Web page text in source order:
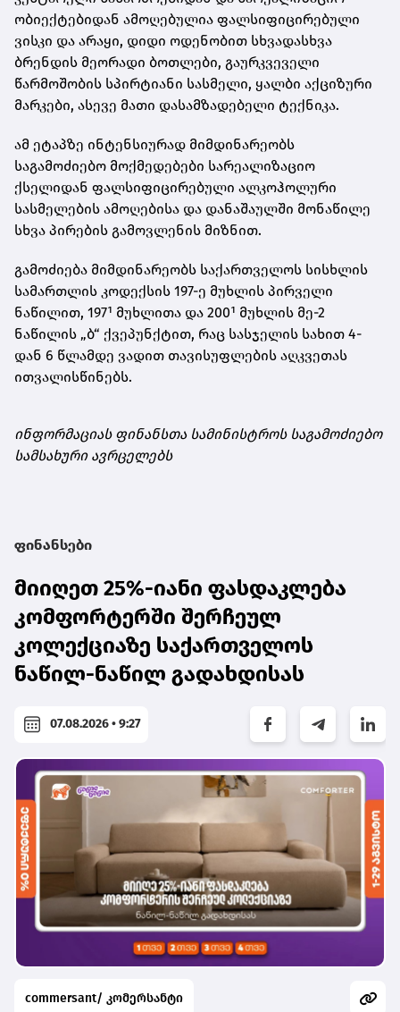
ობიექტებიდან ამოღებულია ფალსიფიცირებული
ვისკი და არაყი, დიდი ოდენობით სხვადასხვა
ბრენდის მეორადი ბოთლები, გაურკვეველი
წარმოშობის სპირტიანი სასმელი, ყალბი აქციზური
მარკები, ასევე მათი დასამზადებელი ტექნიკა.
ამ ეტაპზე ინტენსიურად მიმდინარეობს
საგამოძიებო მოქმედებები სარეალიზაციო
ქსელიდან ფალსიფიცირებული ალკოჰოლური
სასმელების ამოღებისა და დანაშაულში მონაწილე
სხვა პირების გამოვლენის მიზნით.
გამოძიება მიმდინარეობს საქართველოს სისხლის
სამართლის კოდექსის 197-ე მუხლის პირველი
ნაწილით, 197¹ მუხლითა და 200¹ მუხლის მე-2
ნაწილის „ბ“ ქვეპუნქტით, რაც სასჯელის სახით 4-
დან 6 წლამდე ვადით თავისუფლების აღკვეთას
ითვალისწინებს.
ინფორმაციას ფინანსთა სამინისტროს საგამოძიებო
სამსახური ავრცელებს
ფინანსები
მიიღეთ 25%-იანი ფასდაკლება
კომფორტერში შერჩეულ
კოლექციაზე საქართველოს
ნაწილ-ნაწილ გადახდისას
07.08.2026 • 9:27
commersant/ კომერსანტი